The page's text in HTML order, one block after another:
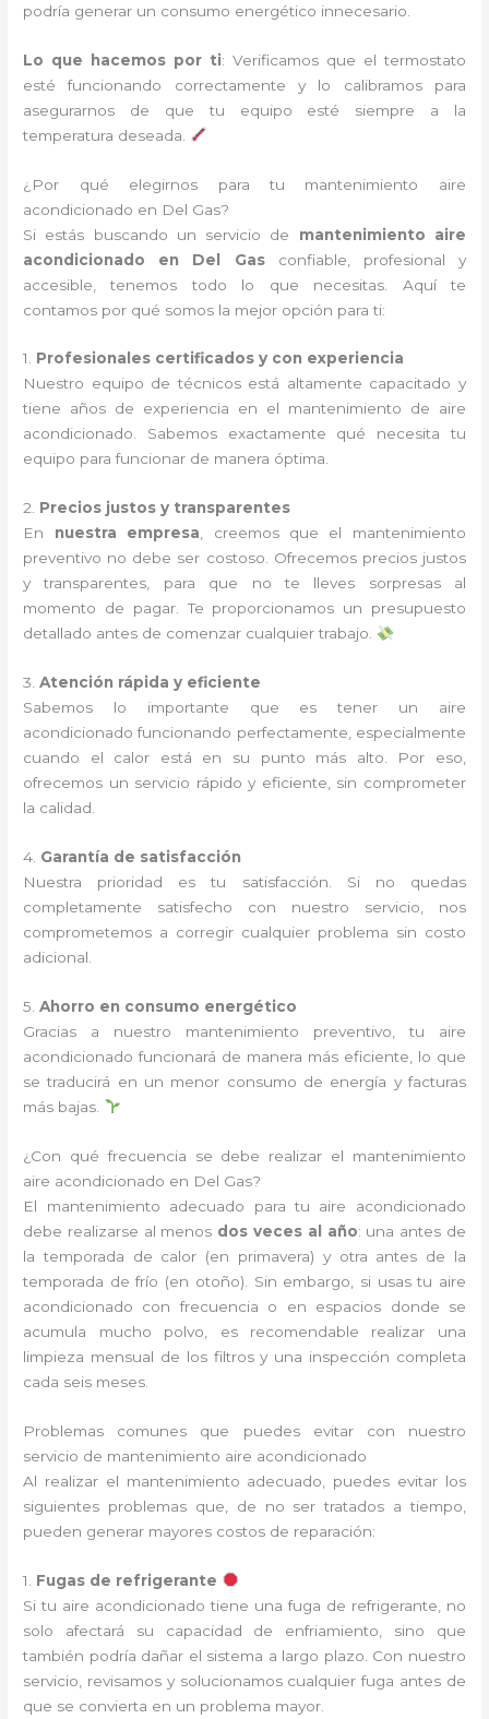
podría generar un consumo energético innecesario.
Lo que hacemos por ti: Verificamos que el termostato
esté funcionando correctamente y lo calibramos para
asegurarnos de que tu equipo esté siempre a la
temperatura deseada.
¿Por qué elegirnos para tu mantenimiento aire
acondicionado en Del Gas?
Si estás buscando un servicio de mantenimiento aire
acondicionado en Del Gasconfiable, profesional y
accesible, tenemos todo lo que necesitas. Aquí te
contamos por qué somos la mejor opción para ti:
1. Profesionales certificados y con experiencia
Nuestro equipo de técnicos está altamente capacitado y
tiene años de experiencia en el mantenimiento de aire
acondicionado. Sabemos exactamente qué necesita tu
equipo para funcionar de manera óptima.
2. Precios justos y transparentes
En nuestra empresa, creemos que el mantenimiento
preventivo no debe ser costoso. Ofrecemos precios justos
y transparentes, para que no te lleves sorpresas al
momento de pagar. Te proporcionamos un presupuesto
detallado antes de comenzar cualquier trabajo.
3.Atención rápida y eficiente
Sabemos lo importante que es tener un aire
acondicionado funcionando perfectamente, especialmente
cuando el calor está en su punto más alto. Por eso,
ofrecemos un servicio rápido y eficiente, sin comprometer
la calidad.
4. Garantía de satisfacción
Nuestra prioridad es tu satisfacción. Si no quedas
completamente satisfecho con nuestro servicio, nos
comprometemos a corregir cualquier problema sin costo
adicional.
5.Ahorro en consumo energético
Gracias a nuestro mantenimiento preventivo, tu aire
acondicionado funcionará de manera más eficiente, lo que
se traducirá en un menor consumo de energía y facturas
más bajas.
¿Con qué frecuencia se debe realizar el mantenimiento
aire acondicionado en Del Gas?
El mantenimiento adecuado para tu aire acondicionado
debe realizarse al menos dos veces al año: una antes de
la temporada de calor (en primavera) y otra antes de la
temporada de frío (en otoño). Sin embargo, si usas tu aire
acondicionado con frecuencia o en espacios donde se
acumula mucho polvo, es recomendable realizar una
limpieza mensual de los filtros y una inspección completa
cada seis meses.
Problemas comunes que puedes evitar con nuestro
servicio de mantenimiento aire acondicionado
Al realizar el mantenimiento adecuado, puedes evitar los
siguientes problemas que, de no ser tratados a tiempo,
pueden generar mayores costos de reparación:
1. Fugas de refrigerante
Si tu aire acondicionado tiene una fuga de refrigerante, no
solo afectará su capacidad de enfriamiento, sino que
también podría dañar el sistema a largo plazo. Con nuestro
servicio, revisamos y solucionamos cualquier fuga antes de
que se convierta en un problema mayor.